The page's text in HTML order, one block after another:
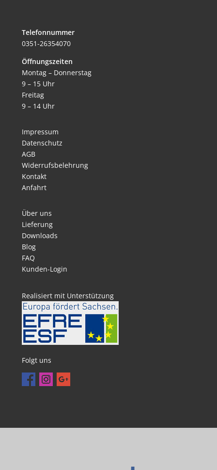
Telefonnummer
0351-26354070
Öffnungszeiten
Montag – Donnerstag
9 – 15 Uhr
Freitag
9 – 14 Uhr
Impressum
Datenschutz
AGB
Widerrufsbelehrung
Kontakt
Anfahrt
Über uns
Lieferung
Downloads
Blog
FAQ
Kunden-Login
Realisiert mit Unterstützung
Folgt uns